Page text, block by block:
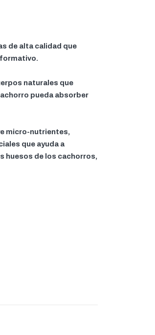
de alta calidad que
naturales que
pueda absorber
micro-nutrientes,
que ayuda a
huesos de los cachorros,